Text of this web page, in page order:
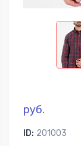
руб.
ID: 201003